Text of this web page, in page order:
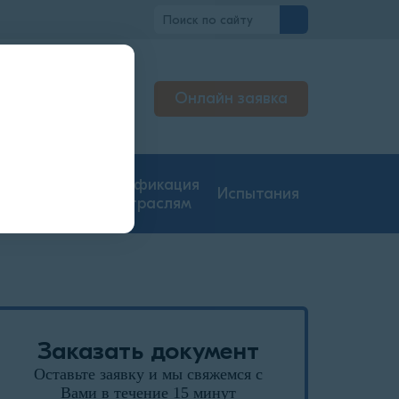
Онлайн заявка
Сертификация
по отраслям
Испытания
Заказать документ
Оставьте заявку и мы свяжемся с
Вами в течение 15 минут